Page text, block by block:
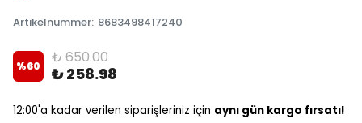
Artikelnummer: 8683498417240
%60 ₺ 650.00
₺ 258.98
12:00'a kadar verilen siparişleriniz için aynı gün kargo fırsatı!